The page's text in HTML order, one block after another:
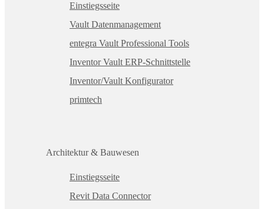
Einstiegsseite
Vault Datenmanagement
entegra Vault Professional Tools
Inventor Vault ERP-Schnittstelle
Inventor/Vault Konfigurator
primtech
Architektur & Bauwesen
Einstiegsseite
Revit Data Connector